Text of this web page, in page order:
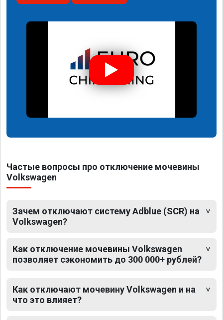
Частые вопросы про отключение мочевины
Volkswagen
Зачем отключают систему Adblue (SCR) на
Volkswagen?
Как отключение мочевины Volkswagen
позволяет сэкономить до 300 000+ рублей?
Как отключают мочевину Volkswagen и на
что это влияет?